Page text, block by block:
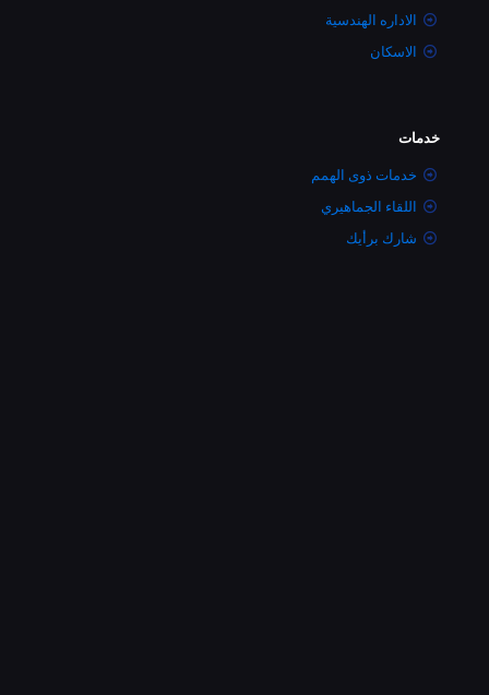
الاداره الهندسية
الاسكان
خدمات
خدمات ذوى الهمم
اللقاء الجماهيري
شارك برأيك